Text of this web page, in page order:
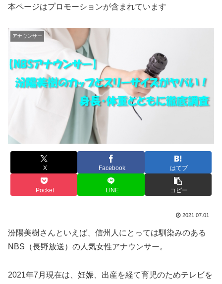
本ページはプロモーションが含まれています
アナウンサー
X Facebook はてブ
Pocket LINE コピー
2021.07.01
汾陽美樹さんといえば、信州人にとっては馴染みのある
NBS（長野放送）の人気女性アナウンサー。
2021年7月現在は、妊娠、出産を経て育児のためテレビを